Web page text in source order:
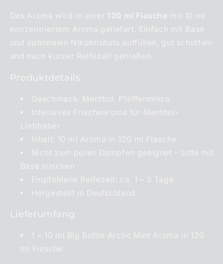
Das Aroma wird in einer 120 ml Flasche mit 10 ml
konzentriertem Aroma geliefert. Einfach mit Base
und optionalen Nikotinshots auffüllen, gut schütteln
und nach kurzer Reifezeit genießen.
Produktdetails
Geschmack: Menthol, Pfefferminze
Intensives Frischearoma für Menthol-
Liebhaber
Inhalt: 10 ml Aroma in 120 ml Flasche
Nicht zum puren Dampfen geeignet – bitte mit
Base mischen
Empfohlene Reifezeit: ca. 1 – 3 Tage
Hergestellt in Deutschland
Lieferumfang
1 × 10 ml Big Bottle Arctic Mint Aroma in 120
ml Flasche